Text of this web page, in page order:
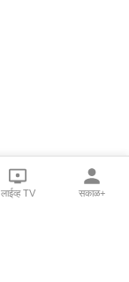
लाईव्ह TV सकाळ+